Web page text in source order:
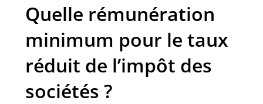
Quelle rémunération
minimum pour le taux
réduit de l’impôt des
sociétés ?